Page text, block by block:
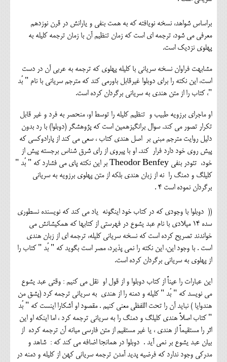
براساس شواهد، نسخه نویافته که به همت بنفی و یارانش در قرن نوزدهم
معرفی می شود، ترجمه ای است که زمان تنظیم آن با زمان ترجمه کلیله به
پهلوی نزدیک است.
مشابهت فراوان نسخه سریانی با کلیله پهلوی که ترجمه به عربی آن در دست
است، این نکته را برای دوبلوا غیرقابل باورمی کند که مترجم سریانی با نام " بُد
"، کتاب را از متن هندی به سریانی برگردان کرده است.
او ماجرای برزویه طبیب و تنظیم کلیله را توسط او، منحصر به فرد و غیر قابل
تکرار تصور می کند. سوال برانگیزهمین است که پژوهشگر (دوبلوا) با رد بدون
دلیل روایت مترجم مبنی بر اصل هندی کتاب ، سعی می کند از پارادوکسی که
پیش روی خود دارد فرار کند. او با پیروی از رای شرق شناس برجسته پیش از
خود، تئودر بنفی Theodor Benfey بر این نکته پای می فشارد که " بُد "
کلیلگ و دمنگ را نه از زبان هندی بلکه از متن پهلوی برزویه به سریانی
برگردان نموده است 4 .
(( دوبلوا با وجودی که در کتاب خود اینگونه یاد می کند که نویسنده نسطوری
سده 14 میلادی با نام عبد یشوع در فهرستی از کتابها که همکیشانش می
خواندند تصریح کرده است که نسخه سریانی کلیله، ترجمه ای از زبان هندی
است . با وجود این، این نکته را نمی پذیرد، مصر است بگوید که " بُد " کتاب را
از پهلوی به سریانی برگردان کرده است.
این عبارات را عیناً از کتاب دوبلوا و از قول او نقل می کنیم : وقتی عبد یشوع
می نویسد که " بُد " کلیله و دمنه را از هندی به سریانی ترجمه کرد (پشق من
هندوایا ) نباید آن را تحت اللفظی معنی کنیم . مقصود او آشکارا اینست که " بُد
" کتاب اصلاً هندی کلیلگ و دمنگ را به سریانی ترجمه کرد ، اما اینکه او این
اثر را مستقیماً از هندی ، یا غیر مستقیم از متن فارسی میانه آن ترجمه کرده از
بیان عبد یشوع بر نمی آید . دوبلوا در همانجا اضافه می کند که : شاهد و
مدرکی وجود ندارد که فرضیه پدید آمدن ترجمه سریانی کهن از کلیله و دمنه در